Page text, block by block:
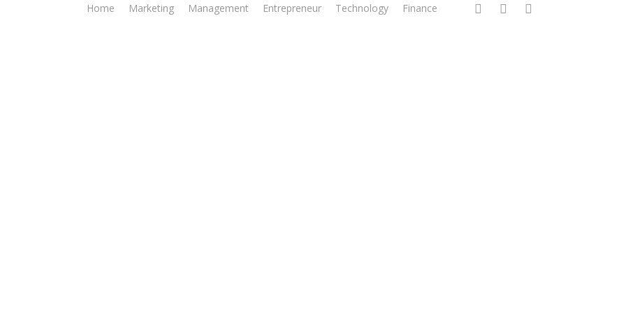
Home Marketing Management Entrepreneur Technology Finance facebooklinkedin instagram